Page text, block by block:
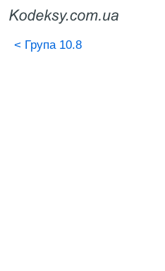
< Група 10.8